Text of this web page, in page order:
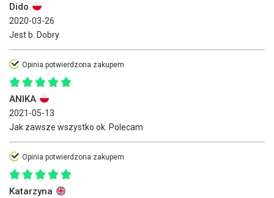
Dido
2020-03-26
Jest b. Dobry
Opinia potwierdzona zakupem
ANIKA
2021-05-13
Jak zawsze wszystko ok. Polecam
Opinia potwierdzona zakupem
Katarzyna